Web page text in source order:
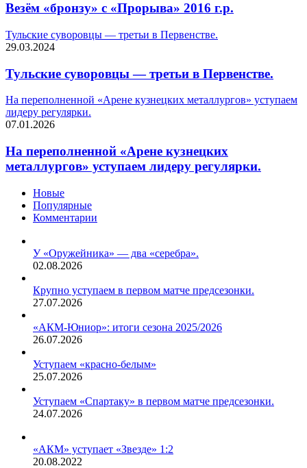
Везём «бронзу» с «Прорыва» 2016 г.р.
Тульские суворовцы — третьи в Первенстве.
29.03.2024
Тульские суворовцы — третьи в Первенстве.
На переполненной «Арене кузнецких металлургов» уступаем
лидеру регулярки.
07.01.2026
На переполненной «Арене кузнецких
металлургов» уступаем лидеру регулярки.
Новые
Популярные
Комментарии
У «Оружейника» — два «серебра».
02.08.2026
Крупно уступаем в первом матче предсезонки.
27.07.2026
«АКМ-Юниор»: итоги сезона 2025/2026
26.07.2026
Уступаем «красно-белым»
25.07.2026
Уступаем «Спартаку» в первом матче предсезонки.
24.07.2026
«АКМ» уступает «Звезде» 1:2
20.08.2022